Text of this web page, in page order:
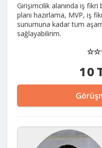
Girişimcilik alanında iş
planı hazırlama, MVP, iş
sunumuna kadar tüm
sağlayabilirim.
10